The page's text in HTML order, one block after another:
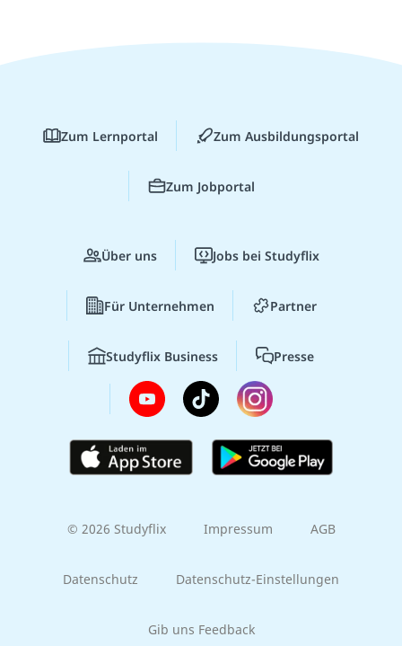
Zum Lernportal Zum Ausbildungsportal
Zum Jobportal
Über uns Jobs bei Studyflix
Für Unternehmen Partner
Studyflix Business Presse
© 2026 Studyflix Impressum AGB
Datenschutz Datenschutz-Einstellungen
Gib uns Feedback